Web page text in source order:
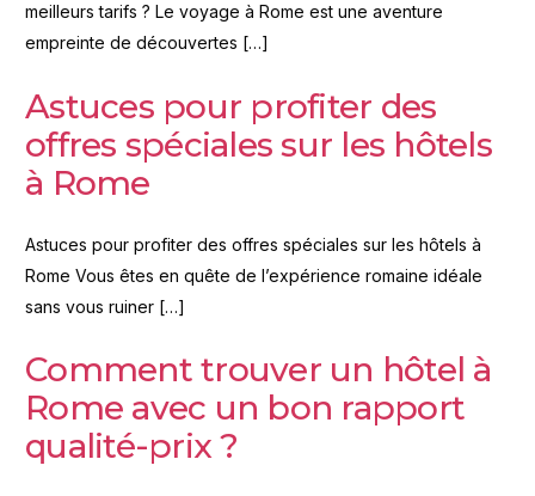
meilleurs tarifs ? Le voyage à Rome est une aventure
empreinte de découvertes […]
Astuces pour profiter des
offres spéciales sur les hôtels
à Rome
Astuces pour profiter des offres spéciales sur les hôtels à
Rome Vous êtes en quête de l’expérience romaine idéale
sans vous ruiner […]
Comment trouver un hôtel à
Rome avec un bon rapport
qualité-prix ?